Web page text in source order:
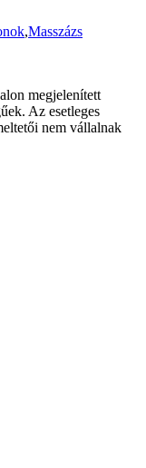
,Masszázs
megjelenített
Az esetleges
nem vállalnak